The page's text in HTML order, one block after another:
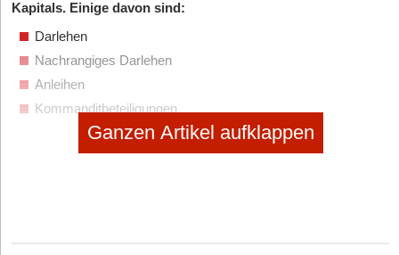
Kapitals. Einige davon sind:
Darlehen
Nachrangiges Darlehen
Anleihen
Kommanditbeteiligungen
Vorteile & Nachteile von Mezzanine-Kapital
Ganzen Artikel aufklappen